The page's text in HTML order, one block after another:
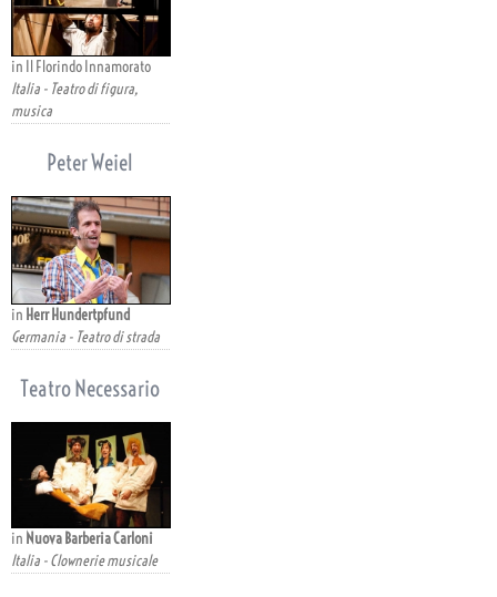
in Il Florindo Innamorato
Italia - Teatro di figura,
musica
Peter Weiel
in Herr Hundertpfund
Germania - Teatro di strada
Teatro Necessario
in Nuova Barberia Carloni
Italia - Clownerie musicale